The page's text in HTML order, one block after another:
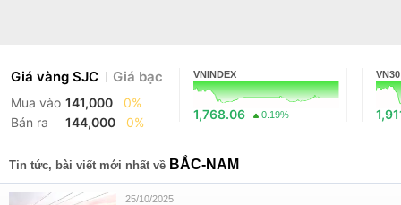
Giá vàng SJC Giá bạc
Mua vào 141,000
0%
Bán ra
144,000 0%
VNINDEX
1,768.06 0.19%
VN30
Tin tức, bài viết mới nhất về BẮC-NAM
25/10/2025